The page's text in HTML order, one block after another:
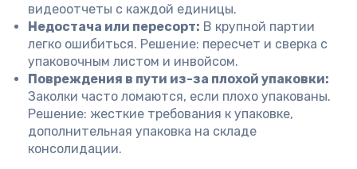
видеоотчеты с каждой единицы.
Недостача или пересорт: В крупной партии
легко ошибиться. Решение: пересчет и сверка с
упаковочным листом и инвойсом.
Повреждения в пути из-за плохой упаковки:
Заколки часто ломаются, если плохо упакованы.
Решение: жесткие требования к упаковке,
дополнительная упаковка на складе
консолидации.